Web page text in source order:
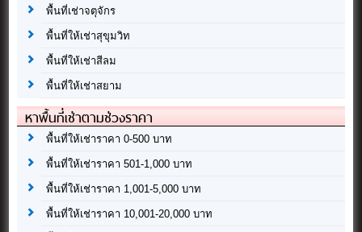
พื้นที่เช่าจตุจักร
พื้นที่ให้เช่าสุขุมวิท
พื้นที่ให้เช่าสีลม
พื้นที่ให้เช่าสยาม
หาพื้นที่เช่าตามช่วงราคา
พื้นที่ให้เช่าราคา 0-500 บาท
พื้นที่ให้เช่าราคา 501-1,000 บาท
พื้นที่ให้เช่าราคา 1,001-5,000 บาท
พื้นที่ให้เช่าราคา 10,001-20,000 บาท